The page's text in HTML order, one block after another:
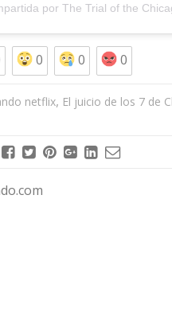
por The Trial of the
0 0 0
netflix, El juicio de los 7 de